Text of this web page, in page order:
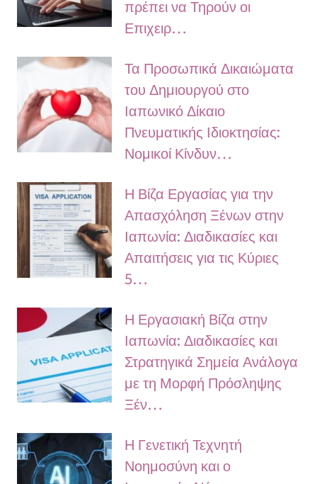
πρέπει να Τηρούν οι
Επιχειρ…
Τα Προσωπικά Δικαιώματα
του Δημιουργού στο
Ιαπωνικό Δίκαιο
Πνευματικής Ιδιοκτησίας:
Νομικοί Κίνδυν…
Η Βίζα Εργασίας για την
Απασχόληση Ξένων στην
Ιαπωνία: Διαδικασίες και
Απαιτήσεις για τις Κύριες
5…
Η Εργασιακή Βίζα στην
Ιαπωνία: Διαδικασίες και
Στρατηγικά Σημεία Ανάλογα
με τη Μορφή Πρόσληψης
Ξέν…
Η Γενετική Τεχνητή
Νοημοσύνη και ο